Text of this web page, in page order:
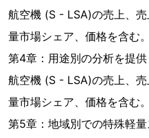
航空機 (S - LSA)の売上、
量市場シェア、価格を含む
第4章：用途別の分析を提
航空機 (S - LSA)の売上、
量市場シェア、価格を含む
第5章：地域別での特殊軽